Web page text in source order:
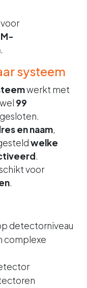
.
systeem
werkt met
99
en naam,
welke
.
voor
.
detectorniveau
complexe